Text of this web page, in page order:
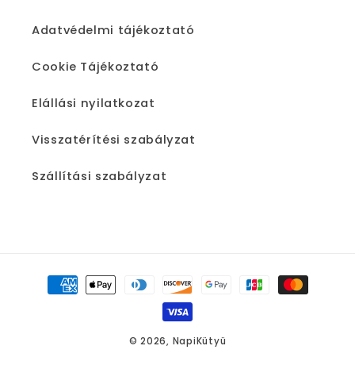
Adatvédelmi tájékoztató
Cookie Tájékoztató
Elállási nyilatkozat
Visszatérítési szabályzat
Szállítási szabályzat
Fizetési
módok
© 2026, NapiKütyü